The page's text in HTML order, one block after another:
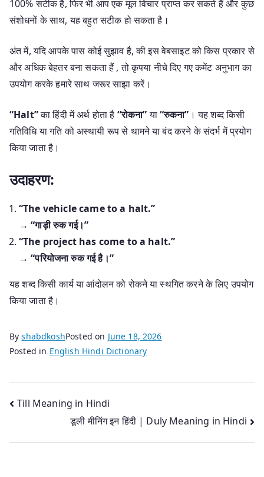
100% सटीक है, फिर भी आप एक मूल विचार प्राप्त कर सकते हैं और कुछ
संशोधनों के साथ, यह बहुत सटीक हो सकता है।
अंत में, यदि आपके पास कोई सुझाव है, की इस वेबसाइट को किस प्रकार से
और अधिक बेहतर बना सकता हैं , तो कृपया नीचे दिए गए कमेंट अनुभाग का
उपयोग करके हमारे साथ जरूर साझा करें।
“Halt”का हिंदी में अर्थ होता है “रोकना”या“रुकना” । यह शब्द किसी
गतिविधि या गति को अस्थायी रूप से थामने या बंद करने के संदर्भ में प्रयोग
किया जाता है।
उदाहरण:
“The vehicle came to a halt.”
→“गाड़ी रुक गई।”
“The project has come to a halt.”
→“परियोजना रुक गई है।”
यह शब्द किसी कार्य या आंदोलन को रोकने या स्थगित करने के लिए उपयोग
किया जाता है।
ByshabdkoshPosted on June 18, 2026
Posted in English Hindi Dictionary
Post
navigation
Till Meaning in Hindi
डूली मीनिंग इन हिंदी | Duly Meaning in Hindi